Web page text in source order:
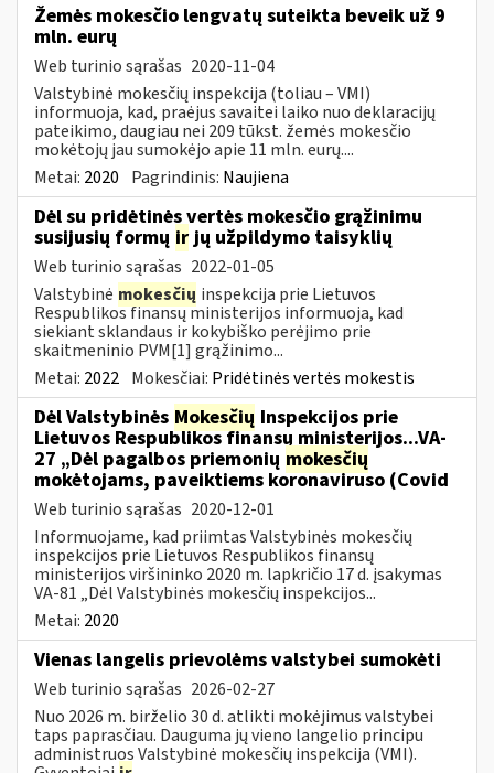
Žemės mokesčio lengvatų suteikta beveik už 9
mln. eurų
Web turinio sąrašas 2020-11-04
Valstybinė mokesčių inspekcija (toliau – VMI)
informuoja, kad, praėjus savaitei laiko nuo deklaracijų
pateikimo, daugiau nei 209 tūkst. žemės mokesčio
mokėtojų jau sumokėjo apie 11 mln. eurų....
Metai: 2020 Pagrindinis: Naujiena
Dėl su pridėtinės vertės mokesčio grąžinimu
susijusių formų irjų užpildymo taisyklių
Web turinio sąrašas 2022-01-05
Valstybinė mokesčių inspekcija prie Lietuvos
Respublikos finansų ministerijos informuoja, kad
siekiant sklandaus ir kokybiško perėjimo prie
skaitmeninio PVM[1] grąžinimo...
Metai: 2022 Mokesčiai: Pridėtinės vertės mokestis
Dėl Valstybinės Mokesčių Inspekcijos prie
Lietuvos Respublikos finansų ministerijos...VA-
27 „Dėl pagalbos priemonių mokesčių
mokėtojams, paveiktiems koronaviruso (Covid
Web turinio sąrašas 2020-12-01
Informuojame, kad priimtas Valstybinės mokesčių
inspekcijos prie Lietuvos Respublikos finansų
ministerijos viršininko 2020 m. lapkričio 17 d. įsakymas
VA-81 „Dėl Valstybinės mokesčių inspekcijos...
Metai: 2020
Vienas langelis prievolėms valstybei sumokėti
Web turinio sąrašas 2026-02-27
Nuo 2026 m. birželio 30 d. atlikti mokėjimus valstybei
taps paprasčiau. Dauguma jų vieno langelio principu
administruos Valstybinė mokesčių inspekcija (VMI).